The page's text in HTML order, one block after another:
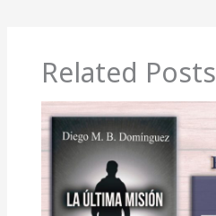
Related Posts